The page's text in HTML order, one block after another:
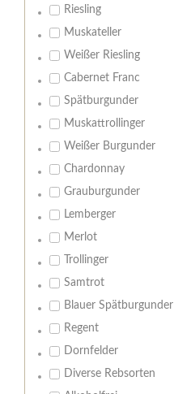
Riesling
Muskateller
Weißer Riesling
Cabernet Franc
Spätburgunder
Muskattrollinger
Weißer Burgunder
Chardonnay
Grauburgunder
Lemberger
Merlot
Trollinger
Samtrot
Blauer Spätburgunder
Regent
Dornfelder
Diverse Rebsorten